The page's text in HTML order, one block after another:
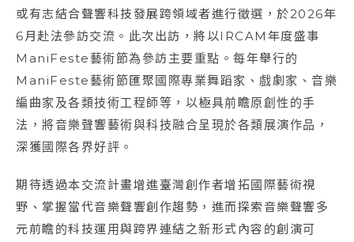
或有志結合聲響科技發展跨領域者進行徵選，於2026年
6月赴法參訪交流。此次出訪，將以IRCAM年度盛事
ManiFeste藝術節為參訪主要重點。每年舉行的
ManiFeste藝術節匯聚國際專業舞蹈家、戲劇家、音樂
編曲家及各類技術工程師等，以極具前瞻原創性的手
法，將音樂聲響藝術與科技融合呈現於各類展演作品，
深獲國際各界好評。
期待透過本交流計畫增進臺灣創作者增拓國際藝術視
野、掌握當代音樂聲響創作趨勢，進而探索音樂聲響多
元前瞻的科技運用與跨界連結之新形式內容的創演可